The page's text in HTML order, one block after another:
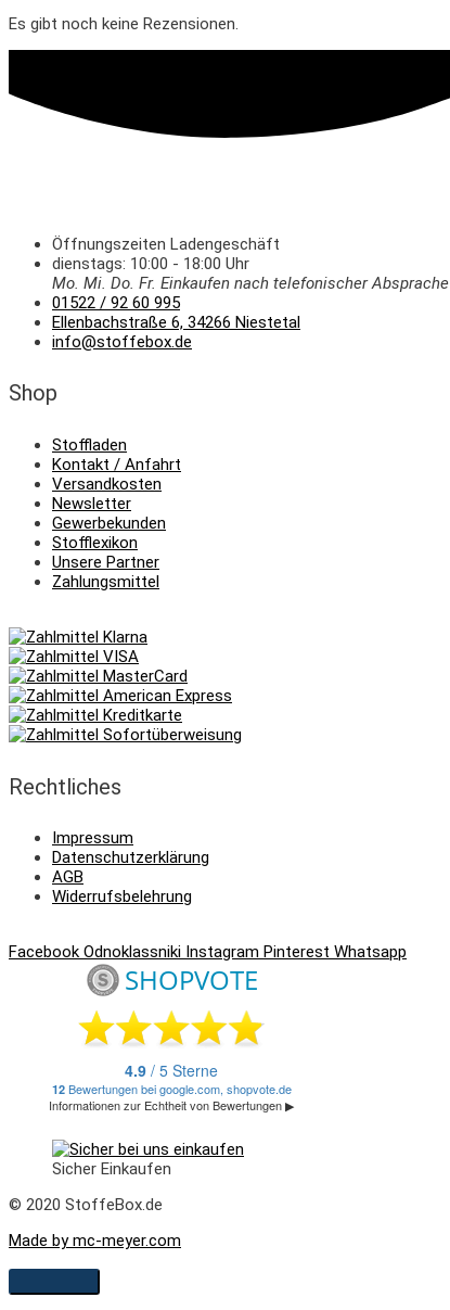
Es gibt noch keine Rezensionen.
Öffnungszeiten Ladengeschäft
dienstags: 10:00 - 18:00 Uhr
Mo. Mi. Do. Fr. Einkaufen nach telefonischer Absprache
01522 / 92 60 995
Ellenbachstraße 6, 34266 Niestetal
info@stoffebox.de
Shop
Stoffladen
Kontakt / Anfahrt
Versandkosten
Newsletter
Gewerbekunden
Stofflexikon
Unsere Partner
Zahlungsmittel
Rechtliches
Impressum
Datenschutzerklärung
AGB
Widerrufsbelehrung
Facebook Odnoklassniki Instagram Pinterest Whatsapp
Sicher Einkaufen
© 2020 StoffeBox.de
Made by mc-meyer.com